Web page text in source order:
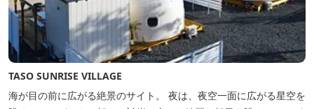
TASO SUNRISE VILLAGE
海が目の前に広がる絶景のサイト。 夜は、夜空一面に広がる星空を